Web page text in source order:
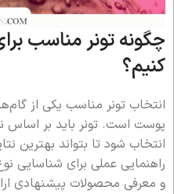
چگونه تونر مناسب
کنیم؟
انتخاب تونر مناسب یکی از
پوست است. تونر باید بر
انتخاب شود تا بتواند بهترین
راهنمایی عملی برای شناسایی
و معرفی محصولات پیشنهادی